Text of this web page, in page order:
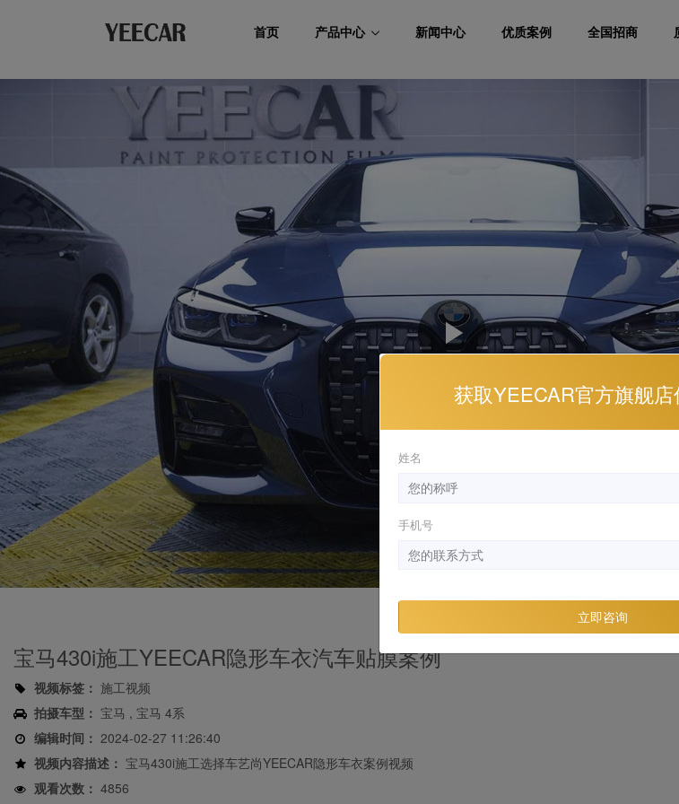
首页 产品中心 新闻中心 优质案例 全国招商
Play
Video
宝马430i施工YEECAR隐形车衣汽车贴膜案例
视频标签： 施工视频
拍摄车型： 宝马 , 宝马 4系
编辑时间： 2024-02-27 11:26:40
视频内容描述： 宝马430i施工选择车艺尚YEECAR隐形车衣案例视频
观看次数： 4856
获取YEECAR官方旗舰
姓名
手机号
立即咨询